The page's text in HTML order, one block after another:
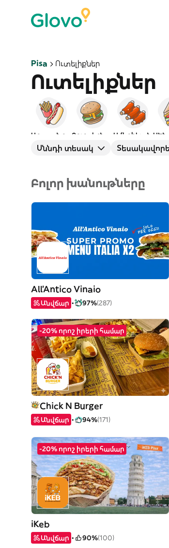
Pisa Ուտելիքներ
Ուտելիքներ
Ամերիկյան
Սննդի տեսակ
Բոլոր խանութները
All'Antico Vinaio
Անվճար 97%(287)
-20% որոշ իրերի համար
Chick N Burger
Անվճար 94%(171)
-20% որոշ իրերի համար
iKeb
Անվճար 90%(100)